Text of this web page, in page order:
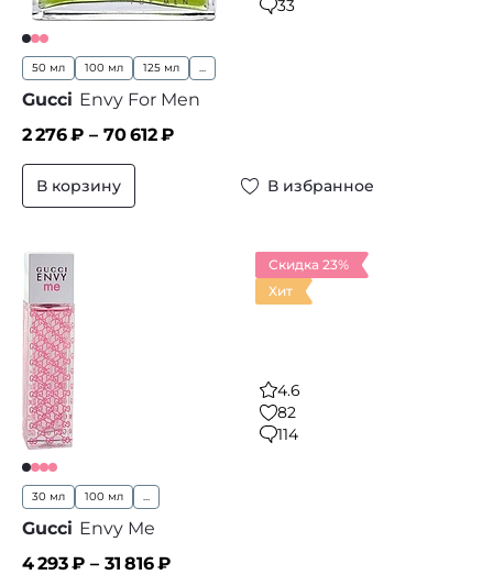
33
50 мл 100 мл 125 мл ...
Gucci Envy For Men
2 276₽ – 70 612₽
В корзину В избранное
Скидка 23%
Хит
4.6
82
114
30 мл 100 мл ...
Gucci Envy Me
4 293₽ – 31 816₽